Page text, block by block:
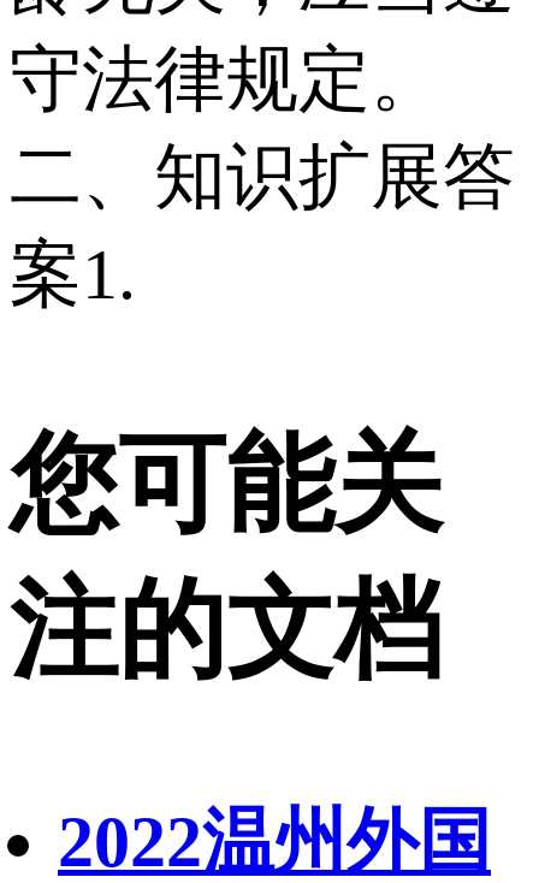
守法律规定。
二、知识扩展答
案 1.
您可能关
注的文档
2022温州外国